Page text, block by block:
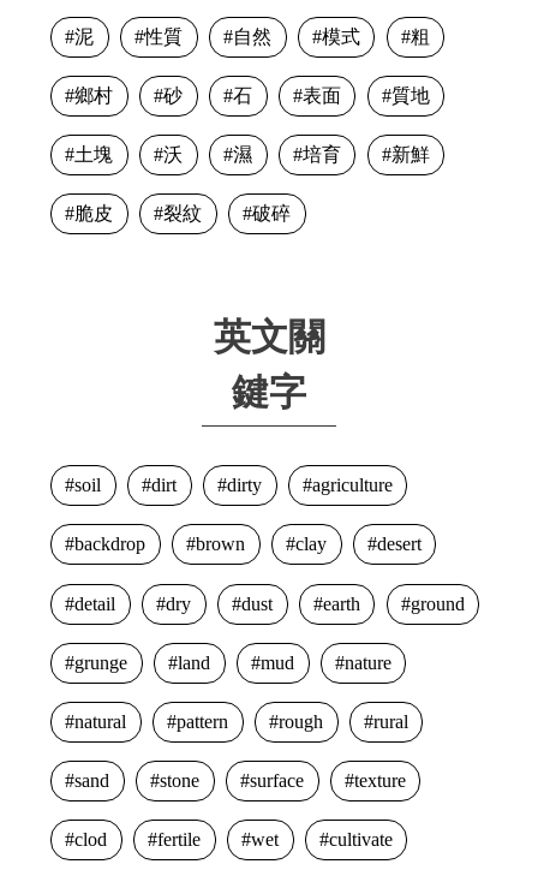
泥 性質 自然 模式 粗
鄉村 砂 石 表面 質地
土塊 沃 濕 培育 新鮮
脆皮 裂紋 破碎
英文關
鍵字
soil dirt dirty agriculture
backdrop brown clay desert
detail dry dust earth ground
grunge land mud nature
natural pattern rough rural
sand stone surface texture
clod fertile wet cultivate